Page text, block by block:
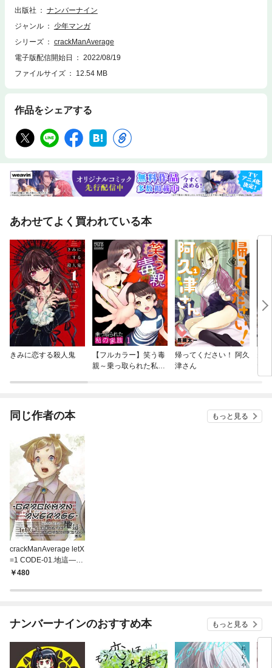
出版社
ナンバーナイン
ジャンル
少年マンガ
シリーズ
crackManAverage
電子版配信開始日
2022/08/19
ファイルサイズ
12.54 MB
作品をシェアする
あわせてよく買われている本
きみに恋する殺人鬼
【フルカラー】笑う毒
親～乗っ取られた私の
帰ってください！ 阿久
津さん
た
い～
同じ作者の本 もっと見る
crackManAverage letX
=1 CODE-01.地這―Lo
ading.10％：邂逅
480
ナンバーナインのおすすめ本 もっと見る